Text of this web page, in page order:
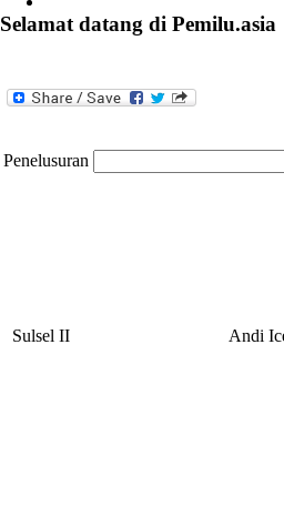
Selamat datang di Pemilu.asia
Penelusuran
Sulsel II Andi